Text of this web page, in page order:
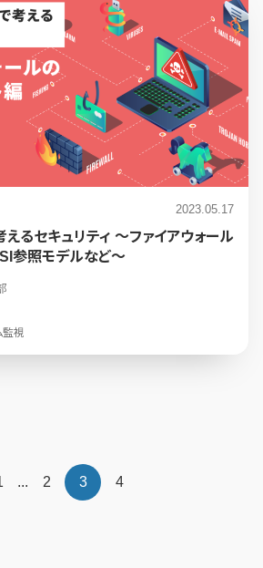
2023.05.17
えるセキュリティ ～ファイアウォール
参照モデルなど～
監視
... 2 3 4